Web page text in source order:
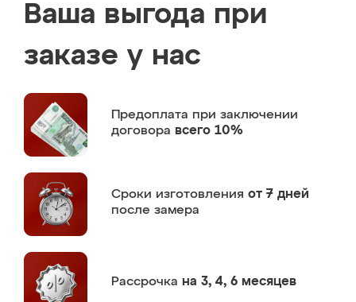
Ваша выгода при
заказе у нас
Предоплата при заключении
договора всего 10%
Сроки изготовления от 7 дней
после замера
Рассрочка на 3, 4, 6 месяцев